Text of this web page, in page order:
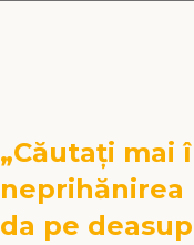
„Căutaţi mai
neprihănirea
da pe